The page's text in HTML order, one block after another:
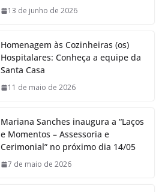
13 de junho de 2026
Homenagem às Cozinheiras (os)
Hospitalares: Conheça a equipe da
Santa Casa
11 de maio de 2026
Mariana Sanches inaugura a “Laços
e Momentos – Assessoria e
Cerimonial” no próximo dia 14/05
7 de maio de 2026